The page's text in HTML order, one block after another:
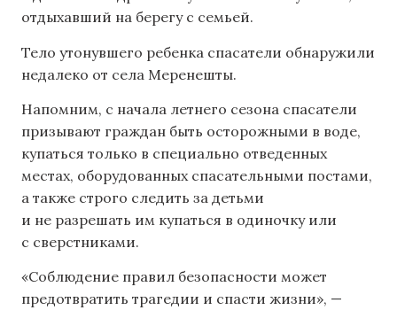
отдыхавший на берегу с семьей.
Тело утонувшего ребенка спасатели обнаружили
недалеко от села Меренешты.
Напомним, с начала летнего сезона спасатели
призывают граждан быть осторожными в воде,
купаться только в специально отведенных
местах, оборудованных спасательными постами,
а также строго следить за детьми
и не разрешать им купаться в одиночку или
с сверстниками.
«Соблюдение правил безопасности может
предотвратить трагедии и спасти жизни», —